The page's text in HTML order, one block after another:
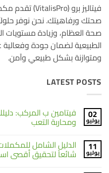
صحتك ورفاهيتك. نحن نوفر حلولاً
صحة العظام، وزيادة مستويات
ومتوازنة بشكل طبيعي وآمن.
LATEST POSTS
02
يوليو
فيتامين ب المركب:
ومحاربة التعب
تعليقات
على
فيتامين
11
يوليو شائعاً لتحقيق أقصى